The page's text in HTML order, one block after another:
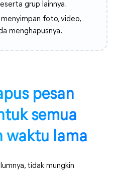
grup lainnya.
foto, video,
menghapusnya.
pesan
semua
waktu lama
tidak mungkin